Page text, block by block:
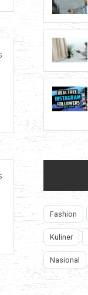
Fashion
Kuliner
Nasional